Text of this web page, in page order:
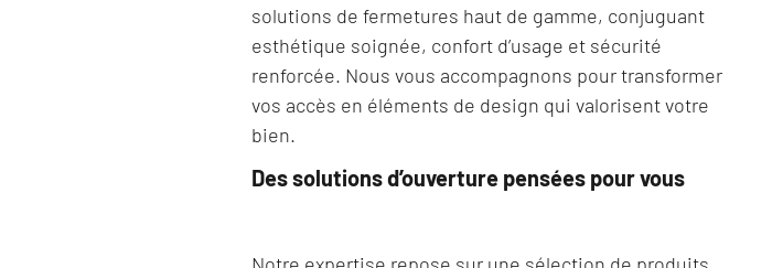
solutions de fermetures haut de gamme, conjuguant
esthétique soignée, confort d’usage et sécurité
renforcée. Nous vous accompagnons pour transformer
vos accès en éléments de design qui valorisent votre
bien.
Des solutions d’ouverture pensées pour vous